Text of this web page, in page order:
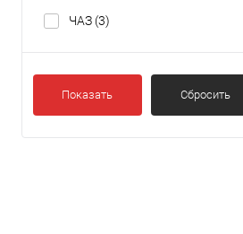
ЧАЗ (3)
Показать Сбросить